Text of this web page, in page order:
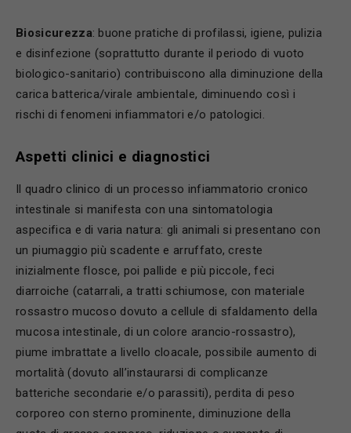
Biosicurezza: buone pratiche di profilassi, igiene, pulizia
e disinfezione (soprattutto durante il periodo di vuoto
biologico-sanitario) contribuiscono alla diminuzione della
carica batterica/virale ambientale, diminuendo così i
rischi di fenomeni infiammatori e/o patologici.
Aspetti clinici e diagnostici
Il quadro clinico di un processo infiammatorio cronico
intestinale si manifesta con una sintomatologia
aspecifica e di varia natura: gli animali si presentano con
un piumaggio più scadente e arruffato, creste
inizialmente flosce, poi pallide e più piccole, feci
diarroiche (catarrali, a tratti schiumose, con materiale
rossastro mucoso dovuto a cellule di sfaldamento della
mucosa intestinale, di un colore arancio-rossastro),
piume imbrattate a livello cloacale, possibile aumento di
mortalità (dovuto all’instaurarsi di complicanze
batteriche secondarie e/o parassiti), perdita di peso
corporeo con sterno prominente, diminuzione della